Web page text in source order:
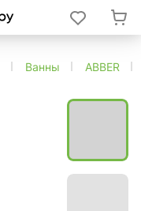
Ванны ABBER